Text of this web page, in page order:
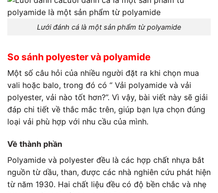
Lưới đánh cá là một sản phẩm từ polyamide
So sánh polyester và polyamide
Một số câu hỏi của nhiều người đặt ra khi chọn mua
vali hoặc balo, trong đó có “ Vải polyamide và vải
polyester, vải nào tốt hơn?”. Vì vậy, bài viết này sẽ giải
đáp chi tiết về thắc mắc trên, giúp bạn lựa chọn đúng
loại vải phù hợp với nhu cầu của mình.
Về thành phần
Polyamide và polyester đều là các hợp chất nhựa bắt
nguồn từ dầu, than, được các nhà nghiên cứu phát hiện
từ năm 1930. Hai chất liệu đều có độ bền chắc và nhẹ